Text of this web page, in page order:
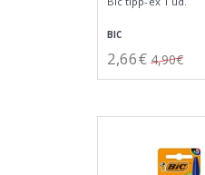
BIC
2,66€ 4,90€